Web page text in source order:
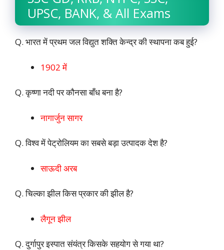
UPSC, BANK, & All Exams
Q. भारत में प्रथम जल विद्युत शक्ति केन्द्र की स्थापना कब हुई?
1902 में
Q. कृष्णा नदी पर कौनसा बाँध बना है?
नागार्जुन सागर
Q. विश्व में पेट्रोलियम का सबसे बड़ा उत्पादक देश है?
साऊदी अरब
Q. चिल्का झील किस प्रकार की झील है?
लैगून झील
Q. दुर्गापुर इस्पात संयंत्र किसके सहयोग से गया था?